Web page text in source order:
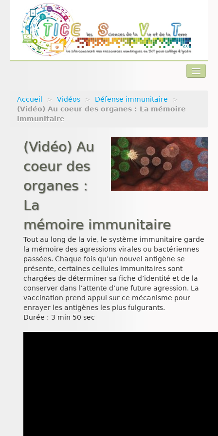
Actualités
Qui sommes-nous ?
Contact
Accueil > Vidéos > Défense immunitaire
>
(Vidéo) Au coeur des organes : La mémoire
immunitaire
(Vidéo) Au
coeur des
organes :
La
mémoire immunitaire
Tout au long de la vie, le système immunitaire garde
la mémoire des agressions virales ou bactériennes
passées. Chaque fois qu’un nouvel antigène se
présente, certaines cellules immunitaires sont
chargées de déterminer sa fiche d’identité et de la
conserver dans l’attente d’une future agression. La
vaccination prend appui sur ce mécanisme pour
enrayer les antigènes les plus fulgurants.
Durée : 3 min 50 sec